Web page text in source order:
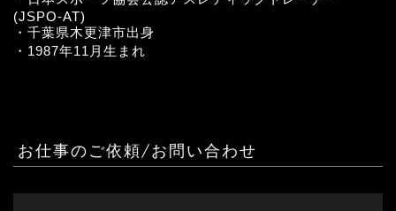
(JSPO-AT)
・千葉県木更津市出身
・1987年11月生まれ
お仕事のご依頼/お問い合わせ